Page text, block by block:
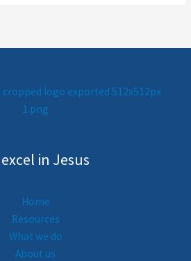
in Jesus
Home
Resources
What we do
About us